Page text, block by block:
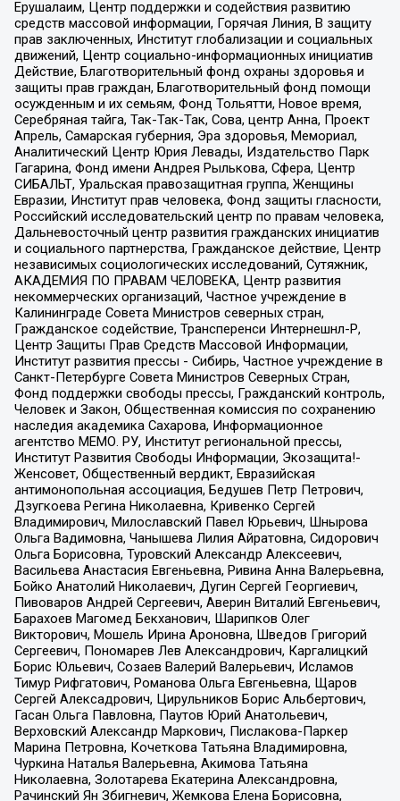
Ерушалаим, Центр поддержки и содействия развитию
средств массовой информации, Горячая Линия, В защиту
прав заключенных, Институт глобализации и социальных
движений, Центр социально-информационных инициатив
Действие, Благотворительный фонд охраны здоровья и
защиты прав граждан, Благотворительный фонд помощи
осужденным и их семьям, Фонд Тольятти, Новое время,
Серебряная тайга, Так-Так-Так, Сова, центр Анна, Проект
Апрель, Самарская губерния, Эра здоровья, Мемориал,
Аналитический Центр Юрия Левады, Издательство Парк
Гагарина, Фонд имени Андрея Рылькова, Сфера, Центр
СИБАЛЬТ, Уральская правозащитная группа, Женщины
Евразии, Институт прав человека, Фонд защиты гласности,
Российский исследовательский центр по правам человека,
Дальневосточный центр развития гражданских инициатив
и социального партнерства, Гражданское действие, Центр
независимых социологических исследований, Сутяжник,
АКАДЕМИЯ ПО ПРАВАМ ЧЕЛОВЕКА, Центр развития
некоммерческих организаций, Частное учреждение в
Калининграде Совета Министров северных стран,
Гражданское содействие, Трансперенси Интернешнл-Р,
Центр Защиты Прав Средств Массовой Информации,
Институт развития прессы - Сибирь, Частное учреждение в
Санкт-Петербурге Совета Министров Северных Стран,
Фонд поддержки свободы прессы, Гражданский контроль,
Человек и Закон, Общественная комиссия по сохранению
наследия академика Сахарова, Информационное
агентство МЕМО. РУ, Институт региональной прессы,
Институт Развития Свободы Информации, Экозащита!-
Женсовет, Общественный вердикт, Евразийская
антимонопольная ассоциация, Бедушев Петр Петрович,
Дзугкоева Регина Николаевна, Кривенко Сергей
Владимирович, Милославский Павел Юрьевич, Шнырова
Ольга Вадимовна, Чанышева Лилия Айратовна, Сидорович
Ольга Борисовна, Туровский Александр Алексеевич,
Васильева Анастасия Евгеньевна, Ривина Анна Валерьевна,
Бойко Анатолий Николаевич, Дугин Сергей Георгиевич,
Пивоваров Андрей Сергеевич, Аверин Виталий Евгеньевич,
Барахоев Магомед Бекханович, Шарипков Олег
Викторович, Мошель Ирина Ароновна, Шведов Григорий
Сергеевич, Пономарев Лев Александрович, Каргалицкий
Борис Юльевич, Созаев Валерий Валерьевич, Исламов
Тимур Рифгатович, Романова Ольга Евгеньевна, Щаров
Сергей Алексадрович, Цирульников Борис Альбертович,
Гасан Ольга Павловна, Паутов Юрий Анатольевич,
Верховский Александр Маркович, Пислакова-Паркер
Марина Петровна, Кочеткова Татьяна Владимировна,
Чуркина Наталья Валерьевна, Акимова Татьяна
Николаевна, Золотарева Екатерина Александровна,
Рачинский Ян Збигневич, Жемкова Елена Борисовна,